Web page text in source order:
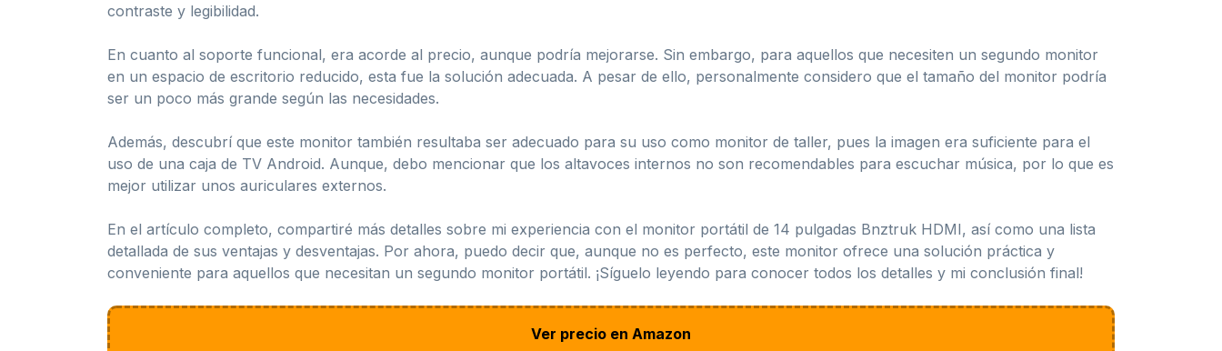
contraste y legibilidad.
En cuanto al soporte funcional, era acorde al precio, aunque podría mejorarse. Sin embargo, para aquellos que necesiten un segundo monitor
en un espacio de escritorio reducido, esta fue la solución adecuada. A pesar de ello, personalmente considero que el tamaño del monitor podría
ser un poco más grande según las necesidades.
Además, descubrí que este monitor también resultaba ser adecuado para su uso como monitor de taller, pues la imagen era suficiente para el
uso de una caja de TV Android. Aunque, debo mencionar que los altavoces internos no son recomendables para escuchar música, por lo que es
mejor utilizar unos auriculares externos.
En el artículo completo, compartiré más detalles sobre mi experiencia con el monitor portátil de 14 pulgadas Bnztruk HDMI, así como una lista
detallada de sus ventajas y desventajas. Por ahora, puedo decir que, aunque no es perfecto, este monitor ofrece una solución práctica y
conveniente para aquellos que necesitan un segundo monitor portátil. ¡Síguelo leyendo para conocer todos los detalles y mi conclusión final!
Ver precio en Amazon